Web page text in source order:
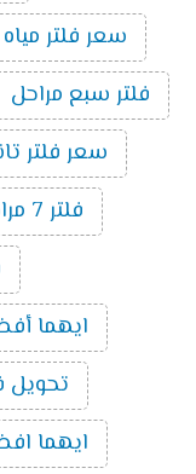
سعر فلتر مياه 7 مراحل تايواني امريكي 2020
فلتر سبع مراحل
سعر فلتر تانك 7
فلتر 7 مراحل
ايهما أفضل فلتر 3
تحويل فلتر 5
ايهما افضل فلتر 5